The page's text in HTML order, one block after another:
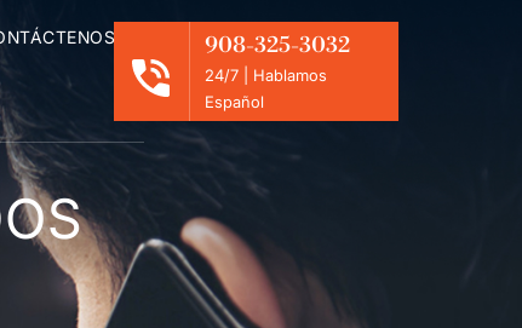
908-325-3032
24/7 | Hablamos
Español